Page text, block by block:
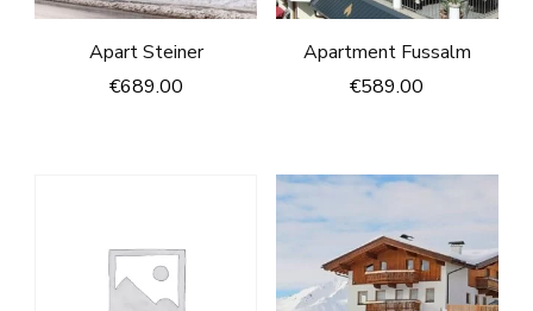
Apart Steiner
€689.00
Apartment Fussalm
€589.00